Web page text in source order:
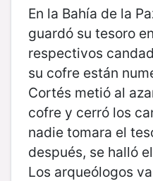
En la Bahía de la
guardó su tesoro
respectivos
su cofre están
Cortés metió al
cofre y cerró los
nadie tomara el
después, se halló
Los arqueólogos